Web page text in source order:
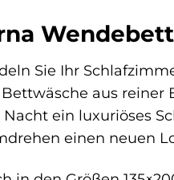
Sie Ihr
Bettwäsche aus
Nacht ein luxuriöses
einen neuen